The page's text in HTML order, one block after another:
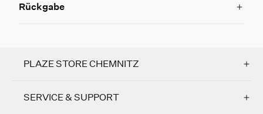
Rückgabe
PLAZE STORE CHEMNITZ
SERVICE & SUPPORT